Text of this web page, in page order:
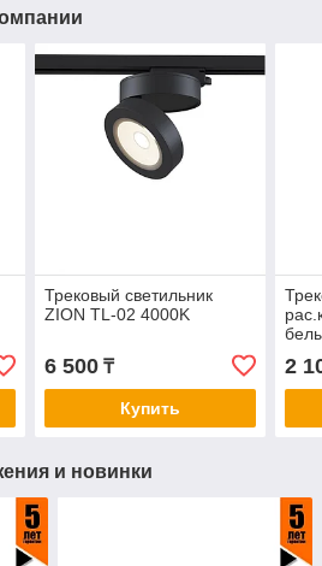
Трековый светильник
ZION TL-02 4000K
6 500₸
Купить
2
и новинки